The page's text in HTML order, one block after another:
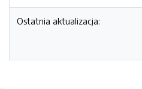
Ostatnia aktualizacja: